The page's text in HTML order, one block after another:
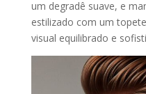
um degradê suave, e
estilizado com um
visual equilibrado e